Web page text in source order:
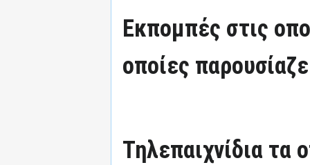
Εκπομπές στις
οποίες
Τηλεπαιχνίδια τα